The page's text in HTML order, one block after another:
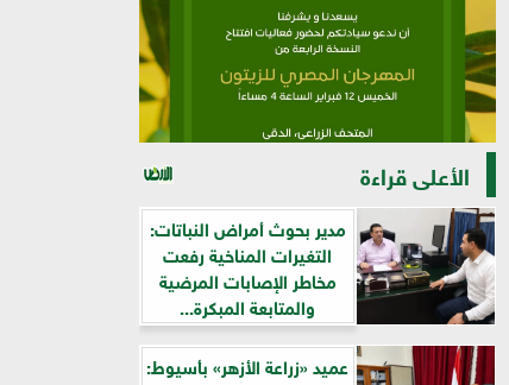
الأعلى قراءة
مدير بحوث أمراض النباتات:
التغيرات المناخية رفعت
مخاطر الإصابات المرضية
والمتابعة المبكرة...
عميد «زراعة الأزهر» بأسيوط: